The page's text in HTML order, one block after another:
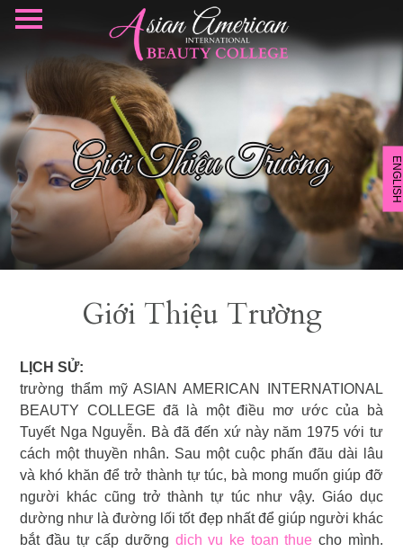
ENGLISH
Giới Thiệu Trường
Giới Thiệu Trường
LỊCH SỬ:
trường thẩm mỹ ASIAN AMERICAN INTERNATIONAL
BEAUTY COLLEGE đã là một điều mơ ước của bà
Tuyết Nga Nguyễn. Bà đã đến xứ này năm 1975 với tư
cách một thuyền nhân. Sau một cuộc phấn đãu dài lâu
và khó khăn để trở thành tự túc, bà mong muốn giúp đỡ
người khác cũng trở thành tự túc như vậy. Giáo dục
dường như là đường lối tốt đẹp nhất để giúp người khác
bắt đầu tự cấp dưỡng dich vu ke toan thue cho mình.